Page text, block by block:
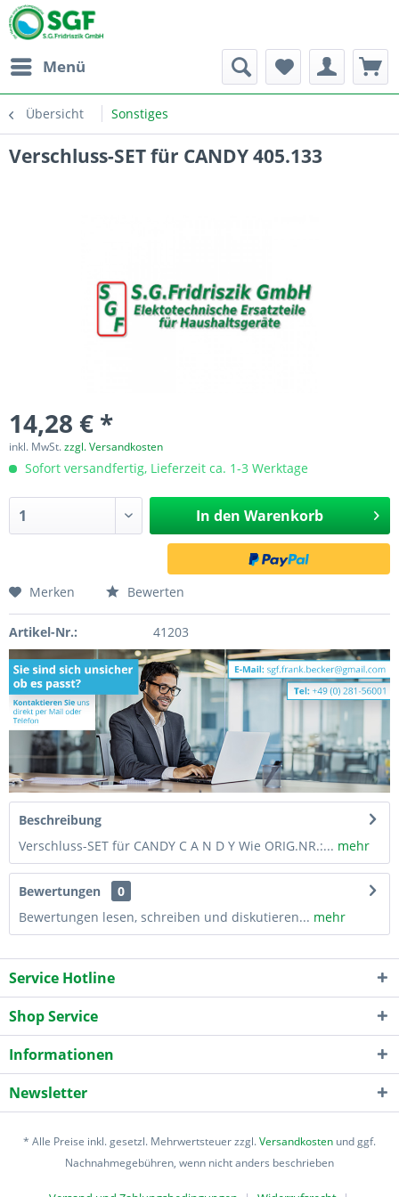
Menü
Übersicht Sonstiges
Verschluss-SET für CANDY 405.133
14,28 € *
inkl. MwSt.zzgl. Versandkosten
Sofort versandfertig, Lieferzeit ca. 1-3 Werktage
In den Warenkorb
Merken Bewerten
Artikel-Nr.: 41203
Beschreibung
Verschluss-SET für CANDY C A N D Y Wie ORIG.NR.:... mehr
Bewertungen
0
Bewertungen lesen, schreiben und diskutieren... mehr
Service Hotline
Shop Service
Informationen
Newsletter
* Alle Preise inkl. gesetzl. Mehrwertsteuer zzgl.Versandkosten und ggf.
Nachnahmegebühren, wenn nicht anders beschrieben